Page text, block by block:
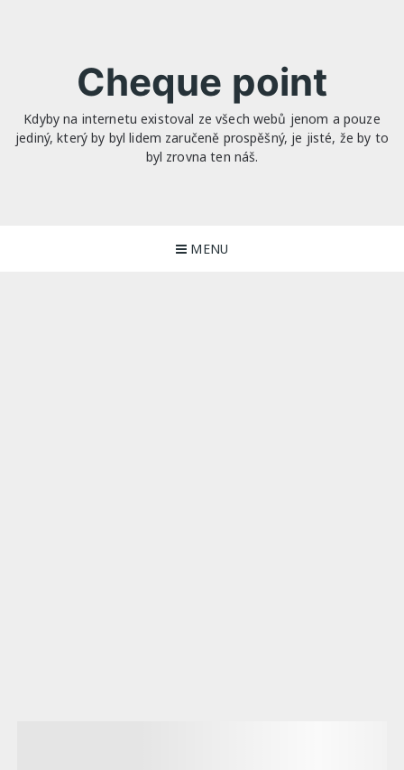
Cheque point
Kdyby na internetu existoval ze všech webů jenom a pouze
jediný, který by byl lidem zaručeně prospěšný, je jisté, že by to
byl zrovna ten náš.
MENU